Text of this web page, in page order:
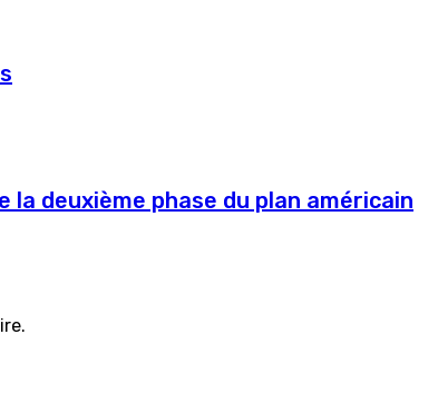
deuxième phase du plan américain